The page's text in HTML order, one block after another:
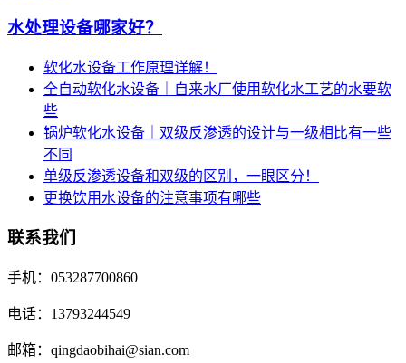
水处理设备哪家好？
软化水设备工作原理详解！
全自动软化水设备｜自来水厂使用软化水工艺的水要软
些
锅炉软化水设备｜双级反渗透的设计与一级相比有一些
不同
单级反渗透设备和双级的区别，一眼区分！
更换饮用水设备的注意事项有哪些
联系我们
手机：053287700860
电话：13793244549
邮箱：qingdaobihai@sian.com